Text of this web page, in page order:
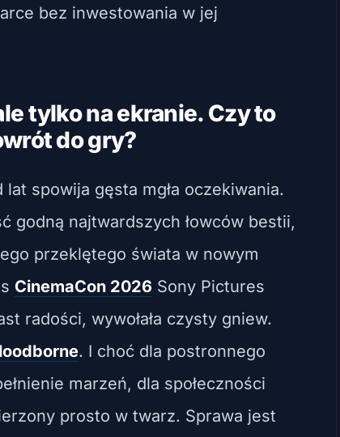
bez inwestowania w jej
tylko na ekranie. Czy to
do gry?
spowija gęsta mgła oczekiwania.
godną najtwardszych łowców bestii,
przeklętego świata w nowym
CinemaCon 2026 Sony Pictures
radości, wywołała czysty gniew.
. I choć dla postronnego
marzeń, dla społeczności
prosto w twarz. Sprawa jest